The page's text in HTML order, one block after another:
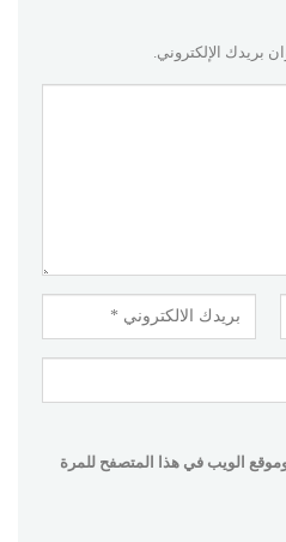
بريدك الإلكتروني.
الويب في هذا المتصفح للمرة